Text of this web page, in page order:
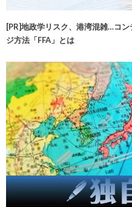
[PR]地政学リスク、港湾混雑…コ
ジ方法「FFA」とは